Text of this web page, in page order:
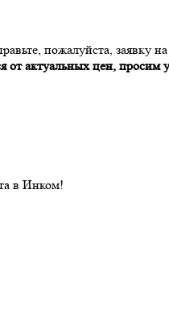
пожалуйста, заявку на
актуальных цен, просим
в Инком!